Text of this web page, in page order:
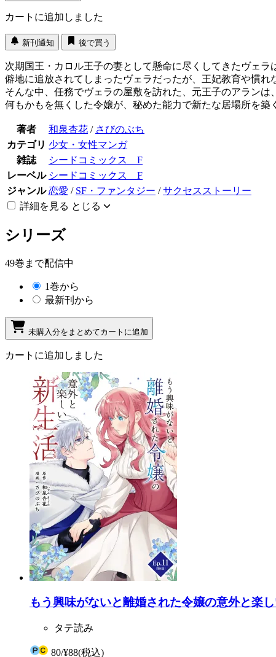
カートに追加しました
新刊通知 後で買う
次期国王・カロル王子の妻として懸命に尽くしてきたヴェ
僻地に追放されてしまったヴェラだったが、王妃教育や慣れ
そんな中、任務でヴェラの屋敷を訪れた、元王子のアラン
何もかもを無くした令嬢が、秘めた能力で新たな居場所を築
著者 和泉杏花 / さびのぶち
カテゴリ 少女・女性マンガ
雑誌
シードコミックス F
レーベル シードコミックス F
ジャンル 恋愛 / SF・ファンタジー /サクセスストーリー
詳細を見る とじる
シリーズ
49巻まで配信中
1巻から
最新刊から
未購入分をまとめてカートに追加
カートに追加しました
もう興味がないと離婚された令嬢の意外と楽
タテ読み
80/¥88(税込)